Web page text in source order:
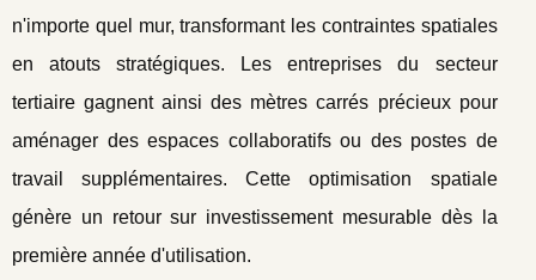
n'importe quel mur, transformant les contraintes spatiales
en atouts stratégiques. Les entreprises du secteur
tertiaire gagnent ainsi des mètres carrés précieux pour
aménager des espaces collaboratifs ou des postes de
travail supplémentaires. Cette optimisation spatiale
génère un retour sur investissement mesurable dès la
première année d'utilisation.